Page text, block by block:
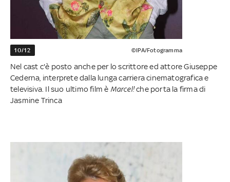
10/12 ©IPA/Fotogramma
Nel cast c'è posto anche per lo scrittore ed attore Giuseppe
Cederna, interprete dalla lunga carriera cinematografica e
televisiva. Il suo ultimo film è Marcel!che porta la firma di
Jasmine Trinca